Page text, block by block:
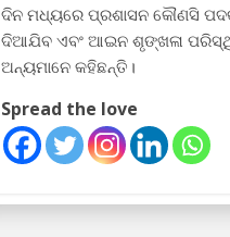
ଦିନ ମଧ୍ୟରେ ପ୍ରଶାସନ କୌଣସି
ଦିଆଯିବ ଏବଂ ଆଇନ ଶୃଙ୍ଖଳା
ଅନ୍ୟମାନେ କହିଛନ୍ତି।
Spread the love